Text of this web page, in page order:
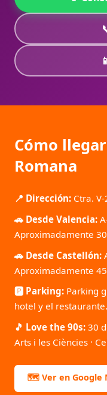
Cómo
Romana
📍 Dirección: Ctra.
🚗 Desde Valencia:
Aproximadamente
🚗 Desde Castellón:
Aproximadamente
🅿️ Parking: Parking
hotel y el restaurante.
🎵 Love the 90s: 30
Arts i les Ciències ·
🗺️ Ver en Google